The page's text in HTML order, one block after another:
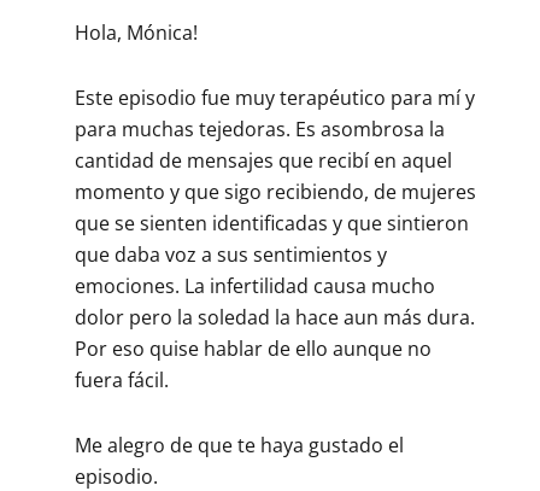
Hola, Mónica!
Este episodio fue muy terapéutico para mí y
para muchas tejedoras. Es asombrosa la
cantidad de mensajes que recibí en aquel
momento y que sigo recibiendo, de mujeres
que se sienten identificadas y que sintieron
que daba voz a sus sentimientos y
emociones. La infertilidad causa mucho
dolor pero la soledad la hace aun más dura.
Por eso quise hablar de ello aunque no
fuera fácil.
Me alegro de que te haya gustado el
episodio.